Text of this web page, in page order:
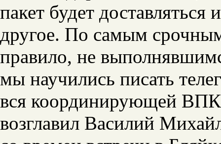
пакет будет
другое. По самым
правило, не
мы научились писать
вся координирующей
возглавил Василий